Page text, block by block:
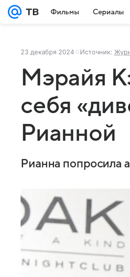
Фильмы Сериалы
23 декабря 2024 Источник:
Мэрайя
себя
Рианной
Рианна попросила